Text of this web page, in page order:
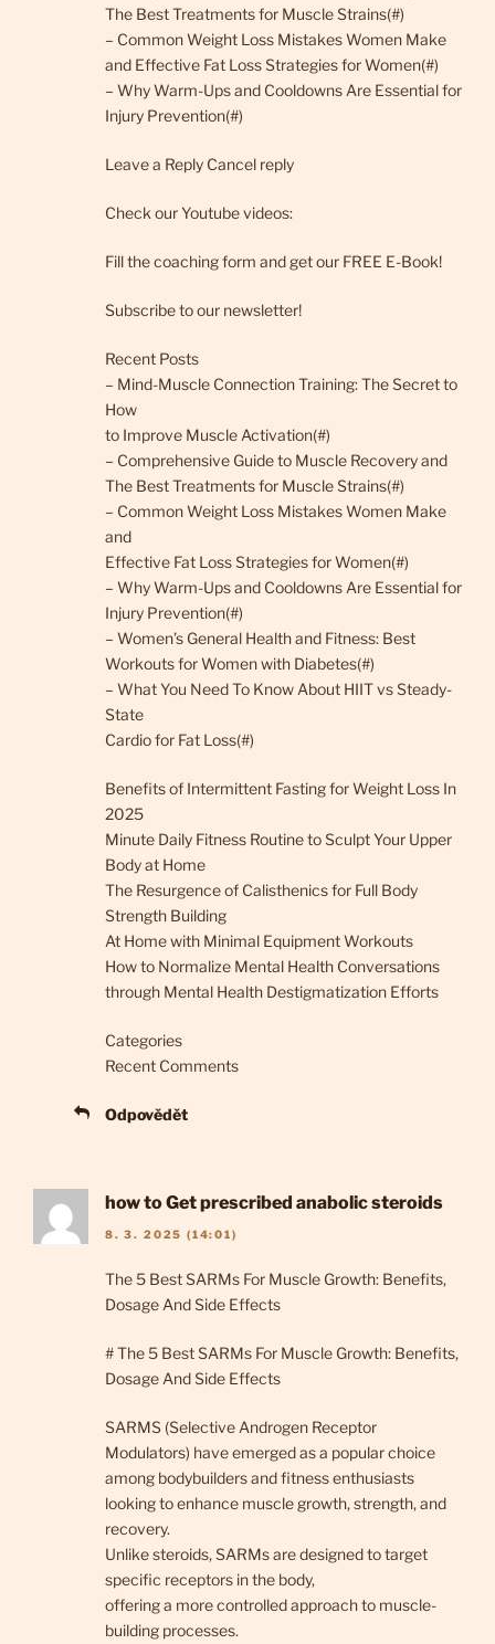
The Best Treatments for Muscle Strains(#)
– Common Weight Loss Mistakes Women Make
and Effective Fat Loss Strategies for Women(#)
– Why Warm-Ups and Cooldowns Are Essential for
Injury Prevention(#)
Leave a Reply Cancel reply
Check our Youtube videos:
Fill the coaching form and get our FREE E-Book!
Subscribe to our newsletter!
Recent Posts
– Mind-Muscle Connection Training: The Secret to
How
to Improve Muscle Activation(#)
– Comprehensive Guide to Muscle Recovery and
The Best Treatments for Muscle Strains(#)
– Common Weight Loss Mistakes Women Make
and
Effective Fat Loss Strategies for Women(#)
– Why Warm-Ups and Cooldowns Are Essential for
Injury Prevention(#)
– Women’s General Health and Fitness: Best
Workouts for Women with Diabetes(#)
– What You Need To Know About HIIT vs Steady-
State
Cardio for Fat Loss(#)
Benefits of Intermittent Fasting for Weight Loss In
2025
Minute Daily Fitness Routine to Sculpt Your Upper
Body at Home
The Resurgence of Calisthenics for Full Body
Strength Building
At Home with Minimal Equipment Workouts
How to Normalize Mental Health Conversations
through Mental Health Destigmatization Efforts
Categories
Recent Comments
Odpovědět
how to Get prescribed anabolic steroids
8. 3. 2025 (14:01)
The 5 Best SARMs For Muscle Growth: Benefits,
Dosage And Side Effects
# The 5 Best SARMs For Muscle Growth: Benefits,
Dosage And Side Effects
SARMS (Selective Androgen Receptor
Modulators) have emerged as a popular choice
among bodybuilders and fitness enthusiasts
looking to enhance muscle growth, strength, and
recovery.
Unlike steroids, SARMs are designed to target
specific receptors in the body,
offering a more controlled approach to muscle-
building processes.